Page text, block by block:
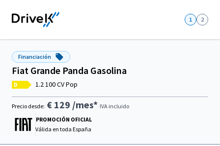
1 2
Financiación
Fiat Grande Panda Gasolina
D 1.2 100 CV Pop
Precio desde: € 129 /mes* IVA incluido
PROMOCIÓN OFICIAL
Válida en toda España